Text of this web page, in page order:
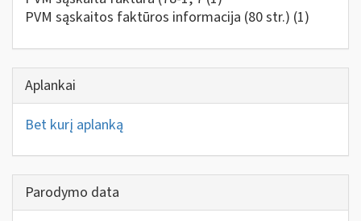
PVM sąskaitos faktūros informacija (80 str.) (1)
Aplankai
Bet kurį aplanką
Parodymo data